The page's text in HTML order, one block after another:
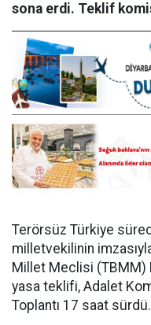
sona erdi. Teklif
Terörsüz Türkiye
milletvekilinin
Millet Meclisi (TBMM)
yasa teklifi, Adalet
Toplantı 17 saat sürdü.